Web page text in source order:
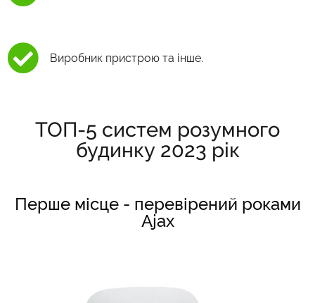
Виробник пристрою та інше.
ТОП-5 систем розумного
будинку 2023 рік
Перше місце - перевірений роками
Ajax